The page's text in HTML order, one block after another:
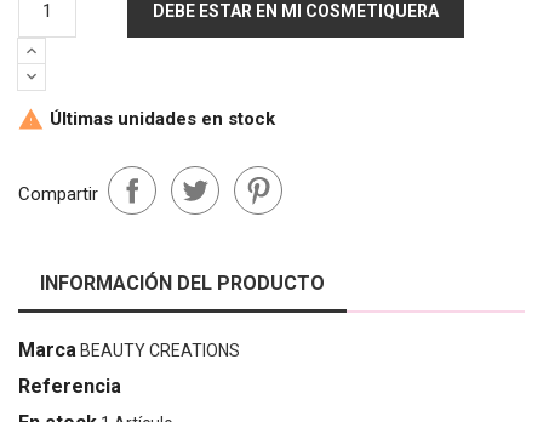
DEBE ESTAR EN MI COSMETIQUERA
 Últimas unidades en stock
Compartir
INFORMACIÓN DEL PRODUCTO
Marca BEAUTY CREATIONS
Referencia